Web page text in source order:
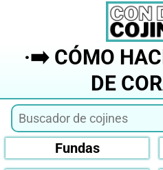
·➡️ CÓMO
DE
Fundas